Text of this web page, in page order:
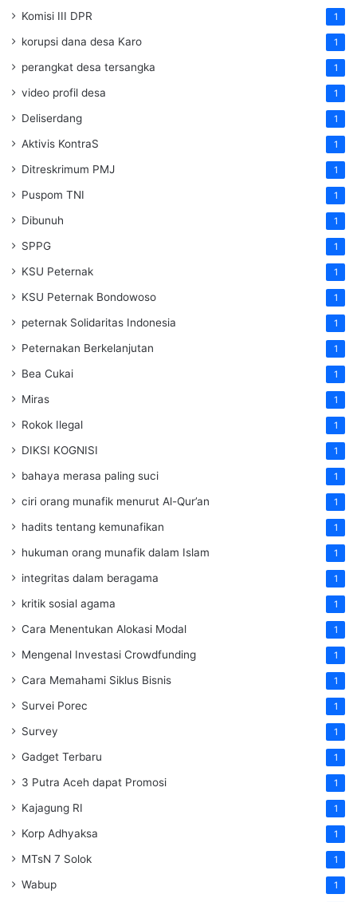
Komisi III DPR 1
korupsi dana desa Karo 1
perangkat desa tersangka 1
video profil desa 1
Deliserdang 1
Aktivis KontraS 1
Ditreskrimum PMJ 1
Puspom TNI 1
Dibunuh 1
SPPG 1
KSU Peternak 1
KSU Peternak Bondowoso 1
peternak Solidaritas Indonesia 1
Peternakan Berkelanjutan 1
Bea Cukai 1
Miras 1
Rokok Ilegal 1
DIKSI KOGNISI 1
bahaya merasa paling suci 1
ciri orang munafik menurut Al-Qur’an 1
hadits tentang kemunafikan 1
hukuman orang munafik dalam Islam 1
integritas dalam beragama 1
kritik sosial agama 1
Cara Menentukan Alokasi Modal 1
Mengenal Investasi Crowdfunding 1
Cara Memahami Siklus Bisnis 1
Survei Porec 1
Survey 1
Gadget Terbaru 1
3 Putra Aceh dapat Promosi 1
Kajagung RI 1
Korp Adhyaksa 1
MTsN 7 Solok 1
Wabup 1